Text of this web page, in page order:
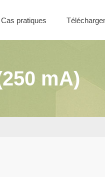
Cas pratiques
mA)